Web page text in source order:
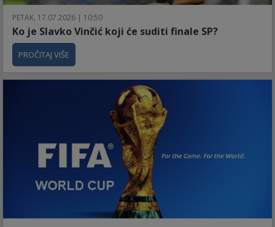
PETAK, 17.07.2026 | 10:50
Ko je Slavko Vinčić koji će suditi finale SP?
PROČITAJ VIŠE